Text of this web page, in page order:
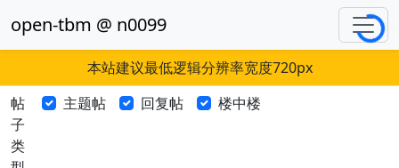
open-tbm @ n0099
本站建议最低逻辑分辨率宽度720px Loading...
帖
子
类
主题帖 回复帖 楼中楼